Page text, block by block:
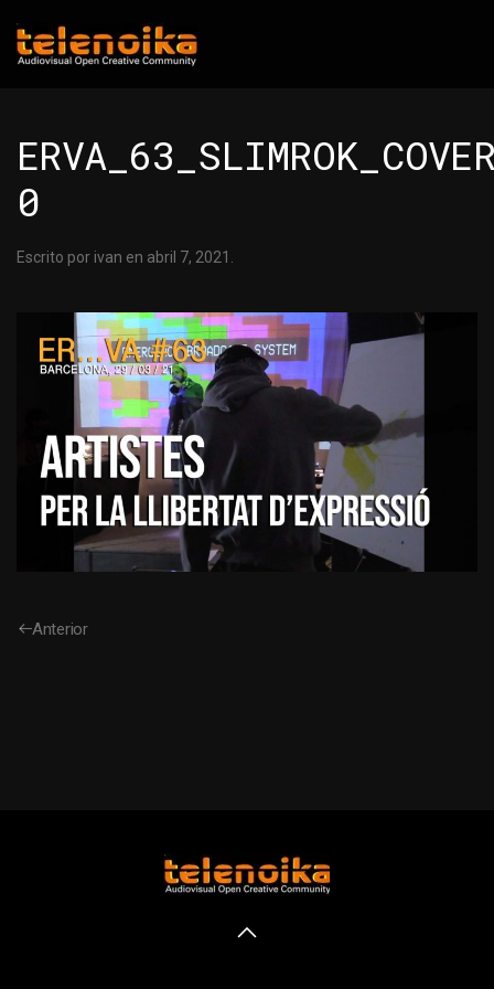
Ir al contenido principal
0
Escrito por ivan en abril 7, 2021
Anterior